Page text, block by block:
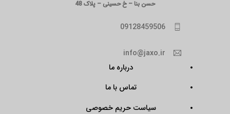
حسن بنا – خ حسینی – پلاک 48
09128459506
info@jaxo.ir
درباره ما
تماس با ما
سیاست حریم خصوصی